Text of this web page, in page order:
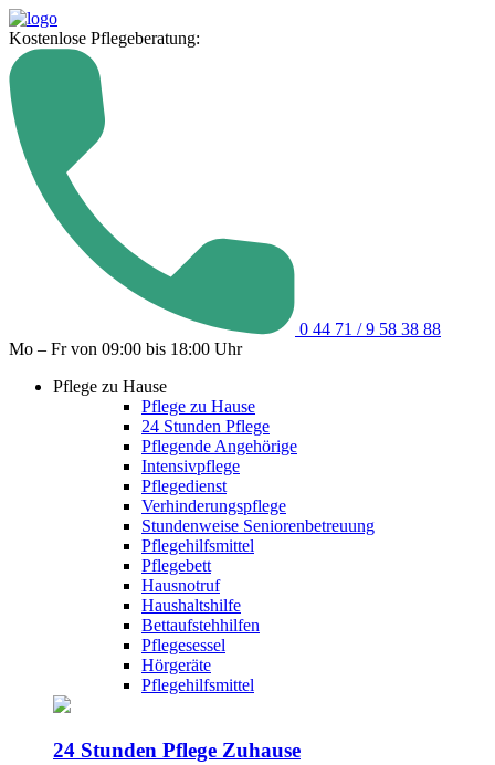
Kostenlose Pflegeberatung:
0 44 71 / 9 58 38 88
Mo – Fr von 09:00 bis 18:00 Uhr
Pflege zu Hause
Pflege zu Hause
24 Stunden Pflege
Pflegende Angehörige
Intensivpflege
Pflegedienst
Verhinderungspflege
Stundenweise Seniorenbetreuung
Pflegehilfsmittel
Pflegebett
Hausnotruf
Haushaltshilfe
Bettaufstehhilfen
Pflegesessel
Hörgeräte
Pflegehilfsmittel
24 Stunden Pflege Zuhause